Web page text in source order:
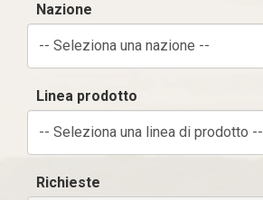
Nazione
-- Seleziona una nazione --
Linea prodotto
-- Seleziona una linea di prodotto --
Richieste